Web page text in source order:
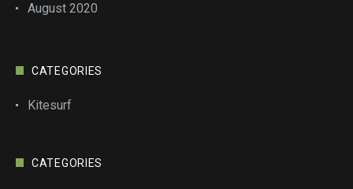
August 2020
CATEGORIES
Kitesurf
CATEGORIES